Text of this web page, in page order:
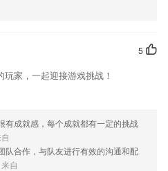
5
家，一起迎接游戏挑战！
有成就感，每个成就都有一定的挑战
队合作，与队友进行有效的沟通和配
来自